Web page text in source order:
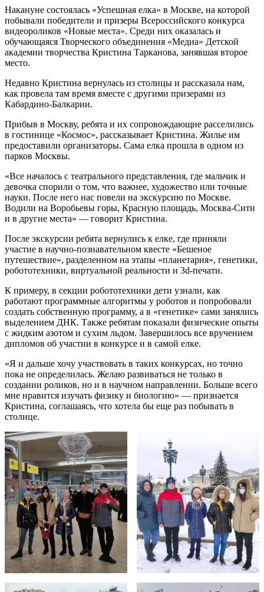
Накануне состоялась «Успешная елка» в Москве, на которой
побывали победители и призеры Всероссийского конкурса
видеороликов «Новые места». Среди них оказалась и
обучающаяся Творческого объединения «Медиа» Детской
академии творчества Кристина Тарканова, занявшая второе
место.
Недавно Кристина вернулась из столицы и рассказала нам,
как провела там время вместе с другими призерами из
Кабардино-Балкарии.
Прибыв в Москву, ребята и их сопровождающие расселились
в гостинице «Космос», рассказывает Кристина. Жилье им
предоставили организаторы. Сама елка прошла в одном из
парков Москвы.
«Все началось с театрального представления, где мальчик и
девочка спорили о том, что важнее, художество или точные
науки. После него нас повели на экскурсию по Москве.
Водили на Воробьевы горы, Красную площадь, Москва-Сити
и в другие места» — говорит Кристина.
После экскурсии ребята вернулись к елке, где приняли
участие в научно-познавательном квесте «Бешеное
путешествие», разделенном на этапы «планетария», генетики,
робототехники, виртуальной реальности и 3d-печати.
К примеру, в секции робототехники дети узнали, как
работают программные алгоритмы у роботов и попробовали
создать собственную программу, а в «генетике» сами занялись
выделением ДНК. Также ребятам показали физические опыты
с жидким азотом и сухим льдом. Завершилось все вручением
дипломов об участии в конкурсе и в самой елке.
«Я и дальше хочу участвовать в таких конкурсах, но точно
пока не определилась. Желаю развиваться не только в
создании роликов, но и в научном направлении. Больше всего
мне нравится изучать физику и биологию» — признается
Кристина, соглашаясь, что хотела бы еще раз побывать в
столице.